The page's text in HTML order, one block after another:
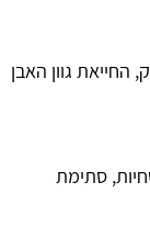
החייאת גוון האבן
סתימת